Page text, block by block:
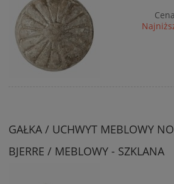
GAŁKA / UCHWYT MEBLOWY
BJERRE / MEBLOWY - SZKLANA